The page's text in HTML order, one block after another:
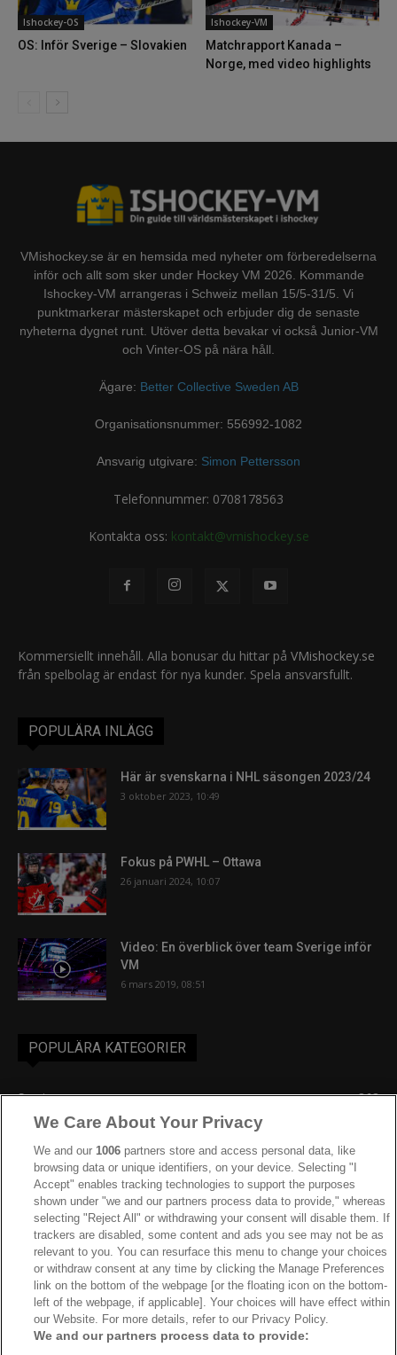
Ishockey-OS
OS: Inför Sverige – Slovakien
Ishockey-VM
Matchrapport Kanada –
Norge, med video highlights
VMishockey.se är en hemsida med nyheter om förberedelserna
inför och allt som sker under Hockey VM 2026. Kommande
Ishockey-VM arrangeras i Schweiz mellan 15/5-31/5. Vi
punktmarkerar mästerskapet och erbjuder dig de senaste
nyheterna dygnet runt. Utöver detta bevakar vi också Junior-VM
och Vinter-OS på nära håll.
Ägare: Better Collective Sweden AB
Organisationsnummer: 556992-1082
Ansvarig utgivare: Simon Pettersson
Telefonnummer: 0708178563
Kontakta oss: kontakt@vmishockey.se
Kommersiellt innehåll. Alla bonusar du hittar på VMishockey.se
från spelbolag är endast för nya kunder. Spela ansvarsfullt.
POPULÄRA INLÄGG
Här är svenskarna i NHL säsongen 2023/24
3 oktober 2023, 10:49
Fokus på PWHL – Ottawa
26 januari 2024, 10:07
Video: En överblick över team Sverige inför
VM
6 mars 2019, 08:51
POPULÄRA KATEGORIER
Sverige
863
Ishockey-VM
IIHF
JVM
Kanada
205
Dam VM
187
Finland
181
Video
179
Ishockey-OS
175
We Care About Your Privacy
We and our1006 partners store and access personal data, like
browsing data or unique identifiers, on your device. Selecting "I
Accept" enables tracking technologies to support the purposes
shown under "we and our partners process data to provide," whereas
selecting "Reject All" or withdrawing your consent will disable them. If
trackers are disabled, some content and ads you see may not be as
relevant to you. You can resurface this menu to change your choices
or withdraw consent at any time by clicking the Manage Preferences
link on the bottom of the webpage [or the floating icon on the bottom-
left of the webpage, if applicable]. Your choices will have effect within
our Website. For more details, refer to our Privacy Policy.
We and our partners process data to provide: